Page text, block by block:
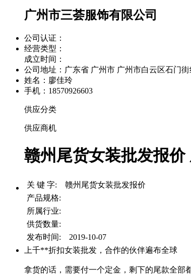
广州市三荟服饰有限公司
公司认证：
经营类型：
成立时间：
公司地址： 广东省 广州市 广州市白云区石门
姓名：廖佳玲
手机：18570926603
供应分类
供应商机
赣州尾货女装批发报
关 键 字: 赣州尾货女装批发报价
产品规格:
所属行业:
供货数量:
发布时间: 2019-10-07
上千**折扣女装批发，合作的伙伴遍布全球
拿货的话，需要付一个定金，剩下的尾款全部